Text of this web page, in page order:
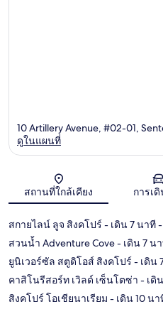
10 Artillery Avenue, #02-01,
ดูในแผนที่
สถานที่ใกล้เคียง การเ
สกายไลน์ ลูจ สิงคโปร์ - เดิน 7 นาที
สวนน้ำ Adventure Cove- เดิน 7 น
ยูนิเวอร์ซัล สตูดิโอส์ สิงคโปร์ - เดิน
คาสิโนรีสอร์ท เวิลด์ เซ็นโตซ่า - เดิ
สิงคโปร์ โอเชียนาเรียม - เดิน 10 นา